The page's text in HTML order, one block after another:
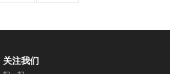
关注我们